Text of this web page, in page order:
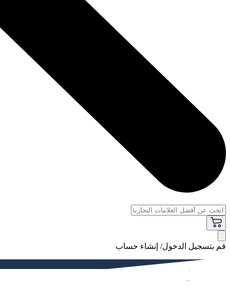
قم بتسجيل الدخول/ إنشاء حساب
فاخر
النساء
الرجال